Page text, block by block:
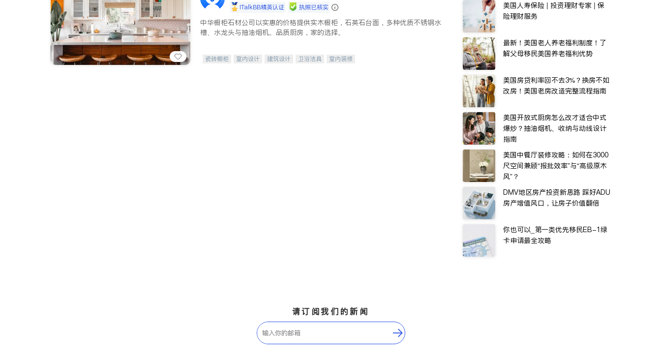
iTalkBB精英认证 执照已核实
中华橱柜石材公司以实惠的价格提供实木橱柜，石英石台面，多种优质不锈钢水
槽、水龙头与抽油烟机。品质厨房，家的选择。
瓷砖橱柜 室内设计 建筑设计 卫浴洁具 室内装修
美国人寿保险 | 投资理财专家 | 保
险理财服务
最新！美国老人养老福利制度！了
解父母移民美国养老福利优势
美国房贷利率回不去3%？换房不如
改房！美国老房改造完整流程指南
美国开放式厨房怎么改才适合中式
爆炒？抽油烟机、收纳与动线设计
指南
美国中餐厅装修攻略：如何在3000
尺空间兼顾“报批效率”与“高级原木
风”？
DMV地区房产投资新思路 踩好ADU
房产增值风口，让房子价值翻倍
你也可以_第一类优先移民EB-1绿
卡申请最全攻略
请订阅我们的新闻